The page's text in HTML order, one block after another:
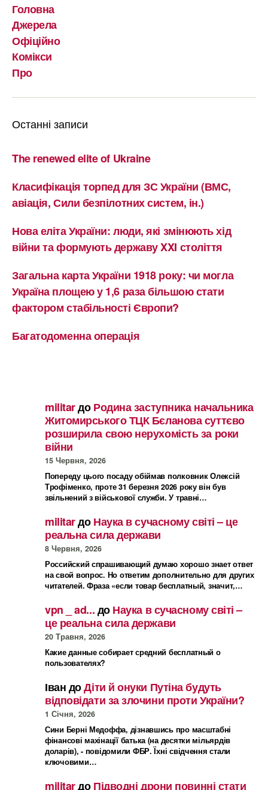
Головна
Джерела
Офіційно
Комікси
Про
Останні записи
The renewed elite of Ukraine
Класифікація торпед для ЗС України (ВМС,
авіація, Сили безпілотних систем, ін.)
Нова еліта України: люди, які змінюють хід
війни та формують державу XXI століття
Загальна карта України 1918 року: чи могла
Україна площею у 1,6 раза більшою стати
фактором стабільності Європи?
Багатодоменна операція
militarдоРодина заступника начальника
Житомирського ТЦК Бєланова суттєво
розширила свою нерухомість за роки
війни
15 Червня, 2026
Попереду цього посаду обіймав полковник Олексій
Трофіменко, проте 31 березня 2026 року він був
звільнений з військової служби. У травні…
militarдоНаука в сучасному світі – це
реальна сила держави
8 Червня, 2026
Российский спрашивающий думаю хорошо знает ответ
на свой вопрос. Но ответим дополнительно для других
читателей. Фраза «если товар бесплатный, значит,…
vpn _ ad...доНаука в сучасному світі –
це реальна сила держави
20 Травня, 2026
Какие данные собирает средний бесплатный о
пользователях?
ІвандоДіти й онуки Путіна будуть
відповідати за злочини проти України?
1 Січня, 2026
Сини Берні Медоффа, дізнавшись про масштабні
фінансові махінації батька (на десятки мільярдів
доларів), - повідомили ФБР. Їхні свідчення стали
ключовими…
militarдоПідводні дрони повинні стати